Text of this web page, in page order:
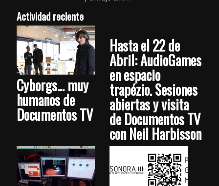
Actividad reciente
Cyborgs… muy
humanos de
Documentos TV
Hasta el 22 de
Abril: AudioGames
en espacio
trapézio. Sesiones
abiertas y visita
de Documentos TV
con Neil Harbisson